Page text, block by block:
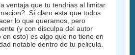
ventaja que tu tendrias al limitar
Sí claro esta que todos
lo que queramos, pero
(y con disculpa del autor
en esto) es algo que no tiene en
notable dentro de tu pelicula.